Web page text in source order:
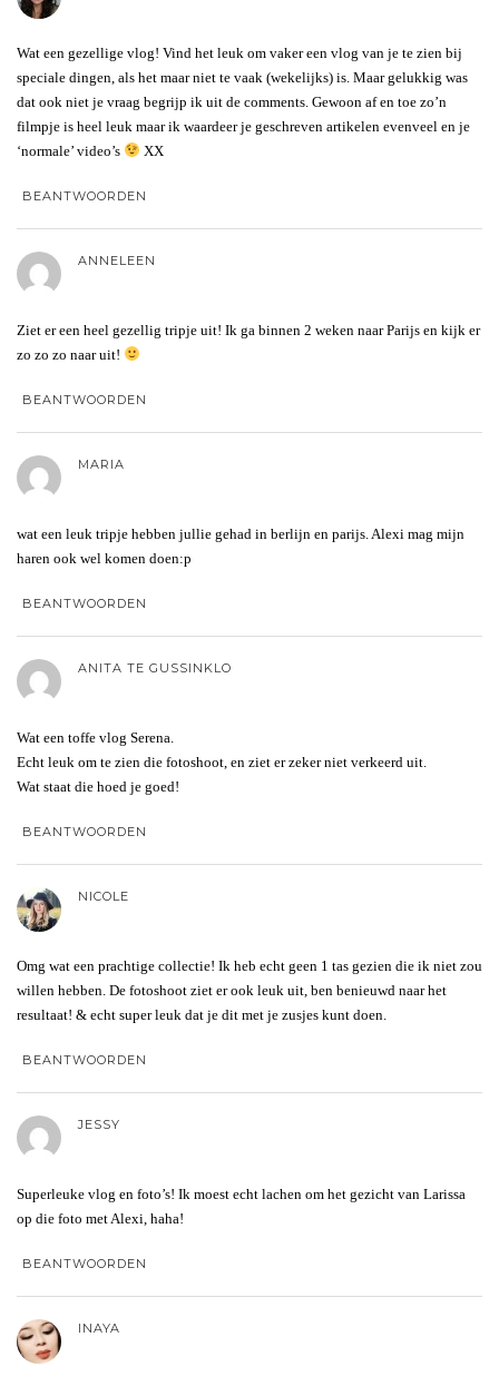
Wat een gezellige vlog! Vind het leuk om vaker een vlog van je te zien bij
speciale dingen, als het maar niet te vaak (wekelijks) is. Maar gelukkig was
dat ook niet je vraag begrijp ik uit de comments. Gewoon af en toe zo’n
filmpje is heel leuk maar ik waardeer je geschreven artikelen evenveel en je
‘normale’ video’s
XX
BEANTWOORDEN
ANNELEEN
Ziet er een heel gezellig tripje uit! Ik ga binnen 2 weken naar Parijs en kijk er
zo zo zo naar uit!
BEANTWOORDEN
MARIA
wat een leuk tripje hebben jullie gehad in berlijn en parijs. Alexi mag mijn
haren ook wel komen doen:p
BEANTWOORDEN
ANITA TE GUSSINKLO
Wat een toffe vlog Serena.
Echt leuk om te zien die fotoshoot, en ziet er zeker niet verkeerd uit.
Wat staat die hoed je goed!
BEANTWOORDEN
NICOLE
Omg wat een prachtige collectie! Ik heb echt geen 1 tas gezien die ik niet zou
willen hebben. De fotoshoot ziet er ook leuk uit, ben benieuwd naar het
resultaat! & echt super leuk dat je dit met je zusjes kunt doen.
BEANTWOORDEN
JESSY
Superleuke vlog en foto’s! Ik moest echt lachen om het gezicht van Larissa
op die foto met Alexi, haha!
BEANTWOORDEN
INAYA